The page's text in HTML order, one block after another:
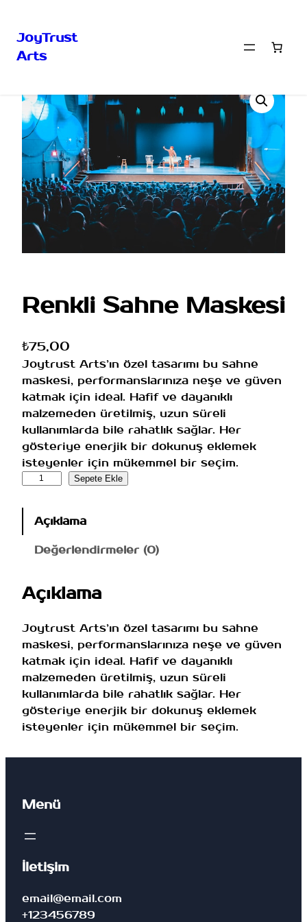
İçeriğe
JoyTrust
Arts
Ana Sayfa
Renkli Sahne Maskesi
₺75,00
Joytrust Arts’ın özel tasarımı bu sahne
maskesi, performanslarınıza neşe ve güven
katmak için ideal. Hafif ve dayanıklı
malzemeden üretilmiş, uzun süreli
kullanımlarda bile rahatlık sağlar. Her
gösteriye enerjik bir dokunuş eklemek
isteyenler için mükemmel bir seçim.
n
a
n
e
M
a
s
k
e
i
e
Sepete Ekle
Açıklama
Değerlendirmeler (0)
Açıklama
Joytrust Arts’ın özel tasarımı bu sahne
maskesi, performanslarınıza neşe ve güven
katmak için ideal. Hafif ve dayanıklı
malzemeden üretilmiş, uzun süreli
kullanımlarda bile rahatlık sağlar. Her
gösteriye enerjik bir dokunuş eklemek
isteyenler için mükemmel bir seçim.
Menü
İletişim
email@email.com
+123456789